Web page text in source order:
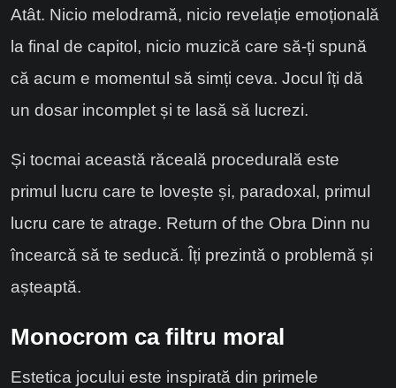
Atât. Nicio melodramă, nicio revelație emoțională
la final de capitol, nicio muzică care să-ți spună
că acum e momentul să simți ceva. Jocul îți dă
un dosar incomplet și te lasă să lucrezi.
Și tocmai această răceală procedurală este
primul lucru care te lovește și, paradoxal, primul
lucru care te atrage. Return of the Obra Dinn nu
încearcă să te seducă. Îți prezintă o problemă și
așteaptă.
Monocrom ca filtru moral
Estetica jocului este inspirată din primele